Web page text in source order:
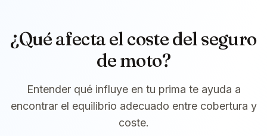
¿Qué afecta el coste del seguro
de moto?
Entender qué influye en tu prima te ayuda a
encontrar el equilibrio adecuado entre cobertura y
coste.